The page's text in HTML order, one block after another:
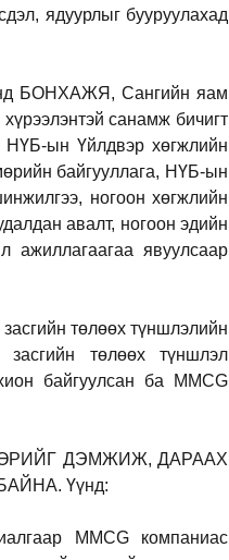
ядуурлыг бууруулахад
БОНХАЖЯ, Сангийн яам
санамж бичигт
ын Үйлдвэр хөгжлийн
байгууллага, НҮБ-ын
ногоон хөгжлийн
авалт, ногоон эдийн
ажиллагаагаа явуулсаар
төлөөх түншлэлийн
төлөөх түншлэл
байгуулсан ба MMCG
ДЭМЖИЖ, ДАРААХ
Үүнд:
MMCG компаниас